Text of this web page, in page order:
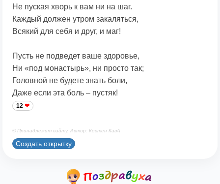
Не пуская хворь к вам ни на шаг.
Каждый должен утром закаляться,
Всякий для себя и друг, и маг!
Пусть не подведет ваше здоровье,
Ни «под монастырь», ни просто так;
Головной не будете знать боли,
Даже если эта боль – пустяк!
12
© Принадлежит сайту. Автор: Костен КавА
Создать открытку